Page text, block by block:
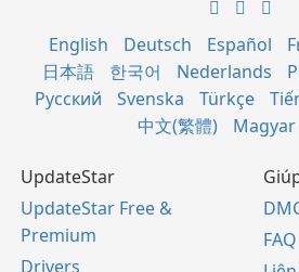
English Deutsch Español
日本語
한국어 Nederlands
Русский
Svenska Türkçe
中文(繁體)
Magyar
UpdateStar
UpdateStar Free &
Premium
Drivers
FAQ